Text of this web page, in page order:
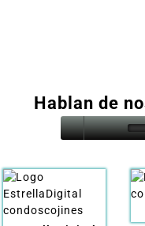
Hablan de